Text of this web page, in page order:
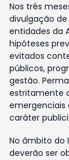
Nos três
divulgação
entidades da
hipóteses
evitados
públicos,
gestão.
estritamente
emergenciais
caráter
No âmbito do
deverão ser